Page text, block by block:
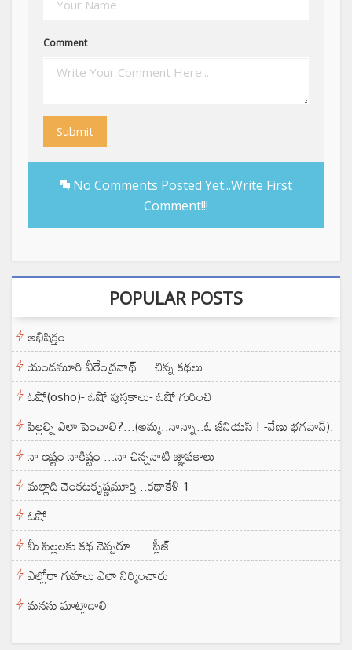
Comment
Submit
No Comments Posted Yet...Write First
Comment!!!
POPULAR POSTS
అభిషిక్తం
యండమూరి వీరేంద్రనాథ్ ... చిన్న కథలు
ఓషో(osho)- ఓషో పుస్తకాలు- ఓషో గురించి
పిల్లల్ని ఎలా పెంచాలి?...(అమ్మ..నాన్నా..ఓ జీనియస్ ! -వేణు భగవాన్).
నా ఇష్టం నాకిష్టం ...నా చిన్ననాటి జ్ఞాపకాలు
మల్లాది వెంకటకృష్ణమూర్తి ..కథాకేళి 1
ఓషో
మీ పిల్లలకు కథ చెప్పరూ .....ప్లీజ్
ఎల్లోరా గుహలు ఎలా నిర్మించారు
మనసు మాట్లాడాలి